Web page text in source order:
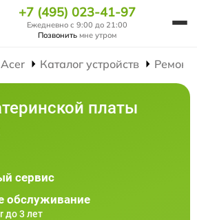
+7 (495) 023-41-97
Ежедневно с 9:00 до 21:00
Позвонить мне утром
Каталог устройств Ремонт
платы
сервис
обслуживание
до 3 лет